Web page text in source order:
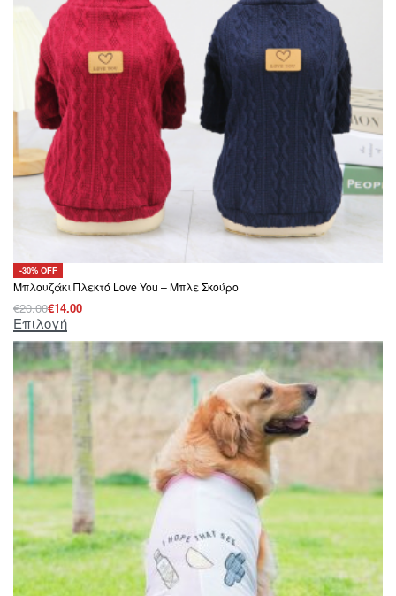
-30% OFF
Μπλουζάκι Πλεκτό Love You – Μπλε Σκούρο
€20.00€14.00
Επιλογή